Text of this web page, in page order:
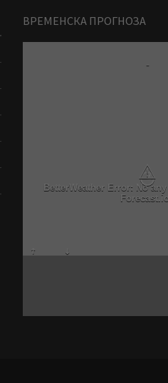
ВРЕМЕНСКА ПРОГНОЗА
-
⚠
BetterWeather Error: No